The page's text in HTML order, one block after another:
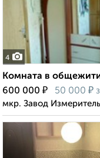
4
Комната в
600 000 ₽ 50 000 ₽
мкр. Завод